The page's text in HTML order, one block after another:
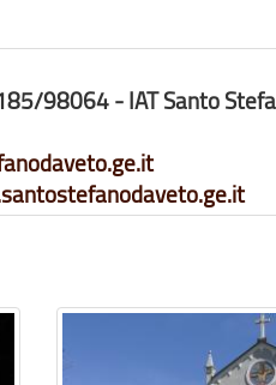
98064 - IAT Santo